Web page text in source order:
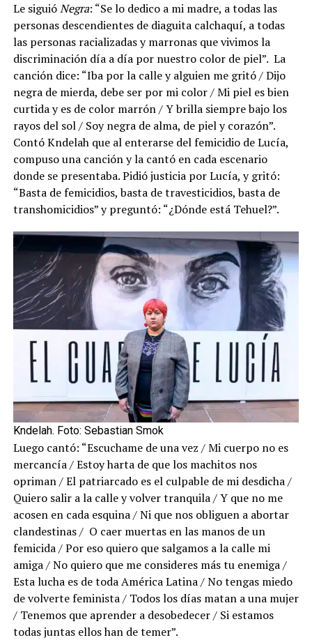
Le siguióNegra: “Se lo dedico a mi madre, a todas las
personas descendientes de diaguita calchaquí, a todas
las personas racializadas y marronas que vivimos la
discriminación día a día por nuestro color de piel”. La
canción dice: “Iba por la calle y alguien me gritó / Dijo
negra de mierda, debe ser por mi color / Mi piel es bien
curtida y es de color marrón / Y brilla siempre bajo los
rayos del sol / Soy negra de alma, de piel y corazón”.
Contó Kndelah que al enterarse del femicidio de Lucía,
compuso una canción y la cantó en cada escenario
donde se presentaba. Pidió justicia por Lucía, y gritó:
“Basta de femicidios, basta de travesticidios, basta de
transhomicidios” y preguntó: “¿Dónde está Tehuel?”.
Kndelah. Foto: Sebastian Smok
Luego cantó: “Escuchame de una vez / Mi cuerpo no es
mercancía / Estoy harta de que los machitos nos
opriman / El patriarcado es el culpable de mi desdicha /
Quiero salir a la calle y volver tranquila / Y que no me
acosen en cada esquina / Ni que nos obliguen a abortar
clandestinas / O caer muertas en las manos de un
femicida / Por eso quiero que salgamos a la calle mi
amiga / No quiero que me consideres más tu enemiga /
Esta lucha es de toda América Latina / No tengas miedo
de volverte feminista / Todos los días matan a una mujer
/ Tenemos que aprender a desobedecer / Si estamos
todas juntas ellos han de temer”.